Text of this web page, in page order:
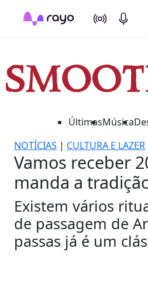
On Air
ÚltimasMúsica
NOTÍCIAS | CULTURA E LAZER
Vamos receber
manda a
Existem vários
de passagem de
passas já é um